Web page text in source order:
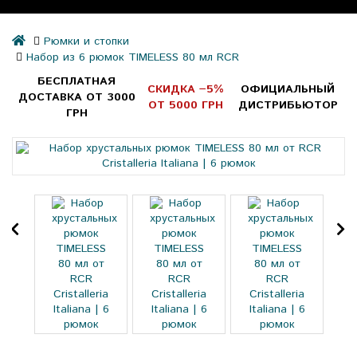
Рюмки и стопки
Набор из 6 рюмок TIMELESS 80 мл RCR
БЕСПЛАТНАЯ
ДОСТАВКА ОТ 3000
ГРН
СКИДКА −5%
ОТ 5000 ГРН
ОФИЦИАЛЬНЫЙ
ДИСТРИБЬЮТОР